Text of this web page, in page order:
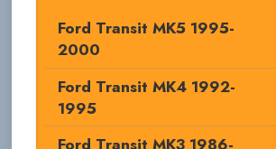
Ford Transit MK5 1995-
2000
Ford Transit MK4 1992-
1995